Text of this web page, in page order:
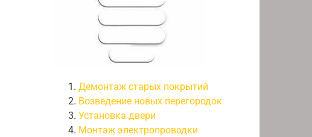
Демонтаж старых покрытий
Возведение новых перегородок
Установка двери
Монтаж электропроводки